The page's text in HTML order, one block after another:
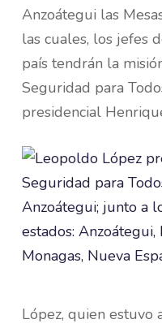
Anzoátegui las
las cuales, los jefes
país tendrán la
Seguridad para
presidencial
López, quien estuvo